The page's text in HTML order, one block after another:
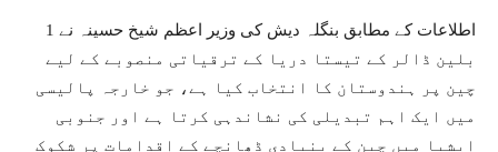
اطلاعات کے مطابق بنگلہ دیش کی وزیر اعظم شیخ حسینہ نے 1
بلین ڈالر کے تیستا دریا کے ترقیاتی منصوبے کے لیے
چین پر ہندوستان کا انتخاب کیا ہے، جو خارجہ پالیسی
میں ایک اہم تبدیلی کی نشاندہی کرتا ہے اور جنوبی
ایشیا میں چین کے بنیادی ڈھانچے کے اقدامات پر شکوک